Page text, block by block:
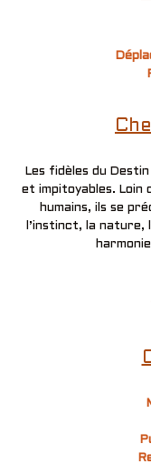
Les fidèles du
et impitoyables. Loin
humains, ils se
l’instinct, la nature,